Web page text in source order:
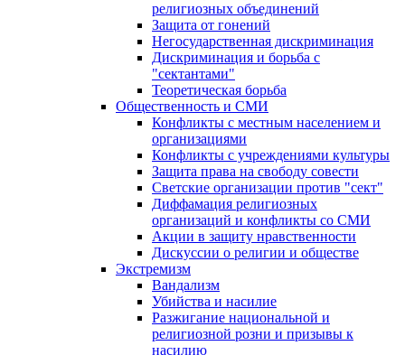
религиозных объединений
Защита от гонений
Негосударственная дискриминация
Дискриминация и борьба с
"сектантами"
Теоретическая борьба
Общественность и СМИ
Конфликты с местным населением и
организациями
Конфликты с учреждениями культуры
Защита права на свободу совести
Светские организации против "сект"
Диффамация религиозных
организаций и конфликты со СМИ
Акции в защиту нравственности
Дискуссии о религии и обществе
Экстремизм
Вандализм
Убийства и насилие
Разжигание национальной и
религиозной розни и призывы к
насилию